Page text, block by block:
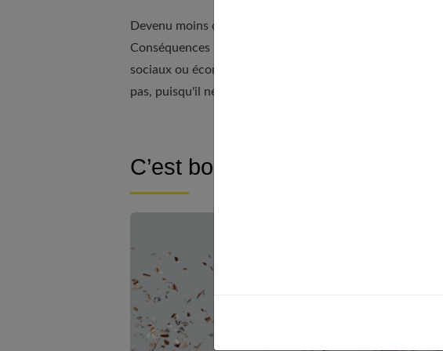
Devenu moins curieux, il sollicite moins la partie du
Conséquences : il est angoissé puisqu'il appréhende un
sociaux ou économiques) de manière rigide et se sent
pas, puisqu'il ne cherche plus à les comprendre.
C’est bon pour la santé